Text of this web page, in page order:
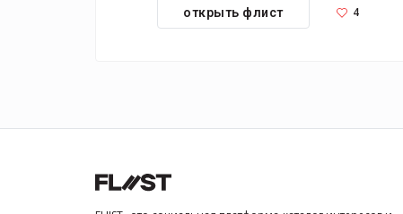
открыть флист 4